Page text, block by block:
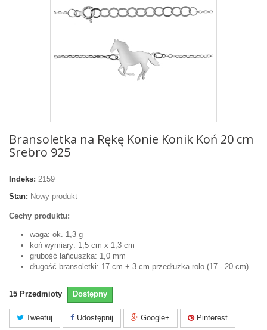
Bransoletka na Rękę Konie Konik Koń 20 cm
Srebro 925
Indeks: 2159
Stan: Nowy produkt
Cechy produktu:
waga: ok. 1,3 g
koń wymiary: 1,5 cm x 1,3 cm
grubość łańcuszka: 1,0 mm
długość bransoletki: 17 cm + 3 cm przedłużka rolo (17 - 20 cm)
15 Przedmioty Dostępny
Tweetuj Udostępnij Google+ Pinterest